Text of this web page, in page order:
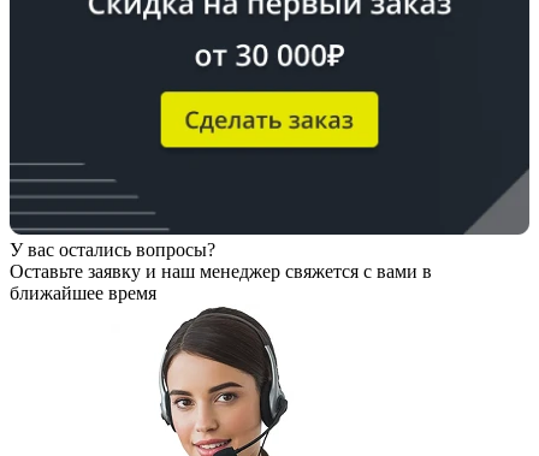
У вас остались вопросы?
Оставьте заявку и наш менеджер свяжется с вами в
ближайшее время